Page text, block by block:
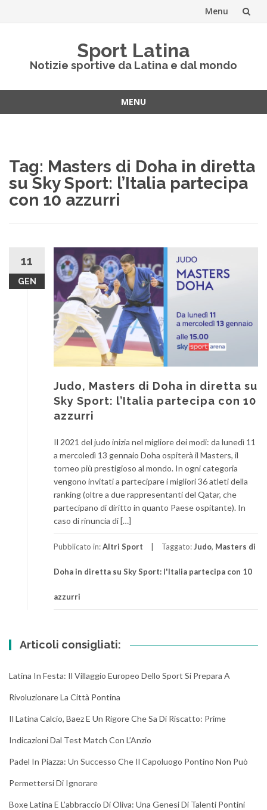
Menu
Sport Latina
Notizie sportive da Latina e dal mondo
MENU
Tag: Masters di Doha in diretta
su Sky Sport: l’Italia partecipa
con 10 azzurri
11
GEN
Judo, Masters di Doha in diretta su
Sky Sport: l’Italia partecipa con 10
azzurri
Il 2021 del judo inizia nel migliore dei modi: da lunedì 11
a mercoledì 13 gennaio Doha ospiterà il Masters, il
torneo più prestigioso al mondo. In ogni categoria
vengono invitati a partecipare i migliori 36 atleti della
ranking (oltre a due rappresentanti del Qatar, che
partecipano di diritto in quanto Paese ospitante). In
caso di rinuncia di […]
Pubblicato in:Altri Sport Taggato:Judo, Masters di
Doha in diretta su Sky Sport: l'Italia partecipa con 10
azzurri
Articoli consigliati:
Latina In Festa: Il Villaggio Europeo Dello Sport Si Prepara A
Rivoluzionare La Città Pontina
Il Latina Calcio, Baez E Un Rigore Che Sa Di Riscatto: Prime
Indicazioni Dal Test Match Con L’Anzio
Padel In Piazza: Un Successo Che Il Capoluogo Pontino Non Può
Permettersi Di Ignorare
Boxe Latina E L’abbraccio Di Oliva: Una Genesi Di Talenti Pontini